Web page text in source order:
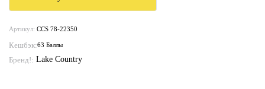
Артикул: CCS 78-22350
Кешбэк:63 Баллы
Бренд!: Lake Country